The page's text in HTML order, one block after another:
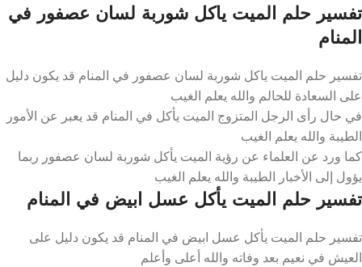
تفسير حلم الميت ياكل شوربة لسان عصفور في
المنام
تفسير حلم الميت ياكل شوربة لسان عصفور في المنام قد يكون دليل
على السعادة للحالم والله يعلم الغيب
في حال رأى الرجل المتزوج الميت يأكل في المنام قد يعبر عن الأمور
الطيبة والله يعلم الغيب
كما ورد عن العلماء عن رؤية الميت يأكل شوربة لسان عصفور ربما
يؤول إلى الأخبار الطيبة والله يعلم الغيب
تفسير حلم الميت يأكل عسل ابيض في المنام
تفسير حلم الميت يأكل عسل ابيض في المنام قد يكون دليل على
العيش في نعيم بعد وفاته والله أعلى وأعلم